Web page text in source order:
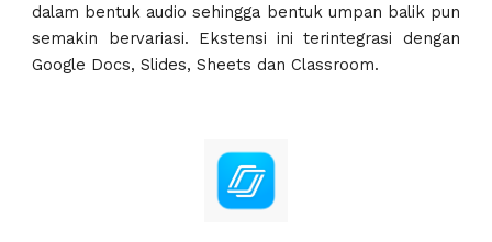
dalam bentuk audio sehingga bentuk umpan balik pun
semakin bervariasi. Ekstensi ini terintegrasi dengan
Google Docs, Slides, Sheets dan Classroom.